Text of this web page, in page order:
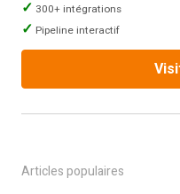
300+ intégrations
Pipeline interactif
Articles populaires